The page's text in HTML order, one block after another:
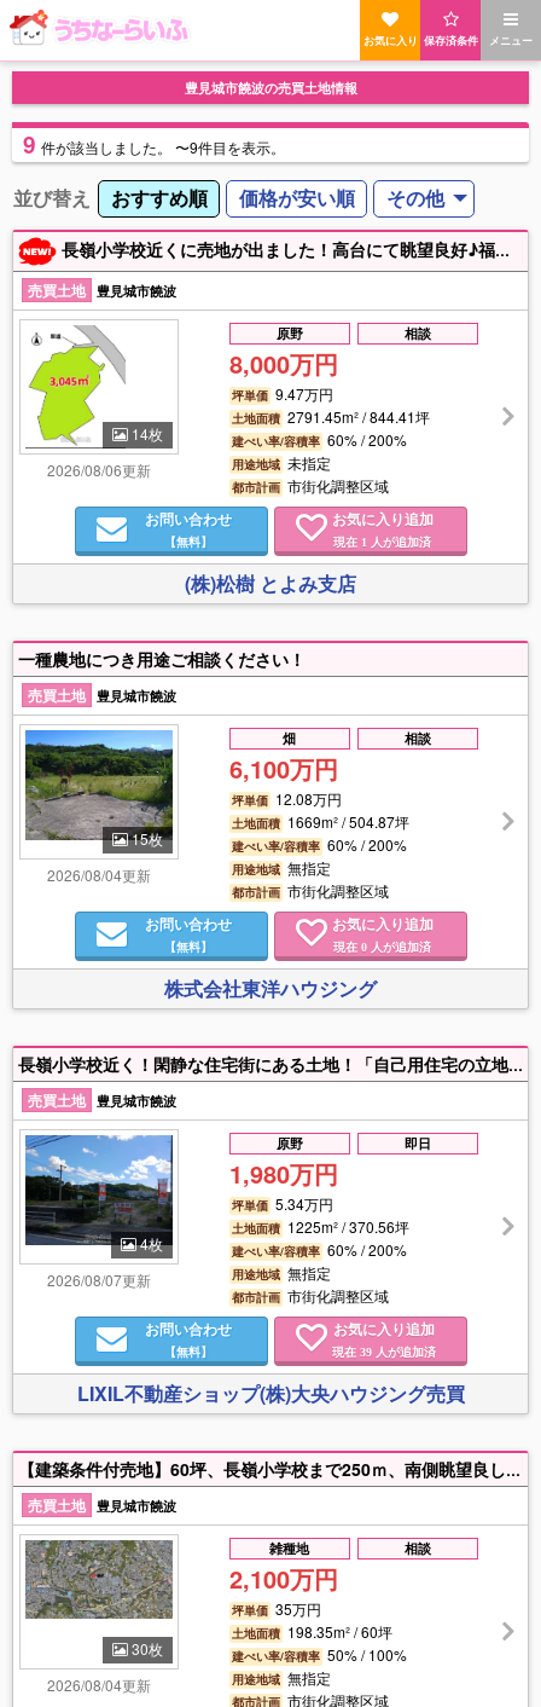
メニュー
保存済条件
お気に入り
豊見城市饒波の売買土地情報
9 件が該当しました。 〜9件目を表示。
並び替え おすすめ順 価格が安い順 その他
長嶺小学校近くに売地が出ました！高台にて眺望良好♪福祉・医療・公共施設にオススメです☆みそら保育園裏手☆その他用途についてはお気軽にお問い合わせください♪
売買土地 豊見城市饒波
14枚
2026/08/06更新
原野 相談
8,000万円
坪単価 9.47万円
土地面積 2791.45m² / 844.41坪
建ぺい率/容積率 60% / 200%
用途地域 未指定
都市計画 市街化調整区域
お問い合わせ
【無料】
お気に入り追加
現在 1 人が追加済
(株)松樹 とよみ支店
一種農地につき用途ご相談ください！
売買土地 豊見城市饒波
15枚
2026/08/04更新
畑 相談
6,100万円
坪単価 12.08万円
土地面積 1669m² / 504.87坪
建ぺい率/容積率 60% / 200%
用途地域 無指定
都市計画 市街化調整区域
お問い合わせ
【無料】
お気に入り追加
現在 0 人が追加済
株式会社東洋ハウジング
長嶺小学校近く！閑静な住宅街にある土地！「自己用住宅の立地緩和区域」となります。二方道路に囲まれた土地です！
売買土地
豊見城市饒波
4枚
2026/08/07更新
原野 即日
1,980万円
坪単価 5.34万円
土地面積 1225m² / 370.56坪
建ぺい率/容積率 60% / 200%
用途地域 無指定
都市計画 市街化調整区域
お問い合わせ
【無料】
お気に入り追加
現在 39人が追加済
LIXIL不動産ショップ(株)大央ハウジング売買
【建築条件付売地】60坪、長嶺小学校まで250ｍ、南側眺望良し！ 建物の概要はコチラから https://www.toyo-housing.co.jp/original_page/suerute
売買土地
豊見城市饒波
30枚
2026/08/04更新
雑種地 相談
2,100万円
坪単価 35万円
土地面積 198.35m² / 60坪
建ぺい率/容積率 50% / 100%
用途地域 無指定
都市計画 市街化調整区域